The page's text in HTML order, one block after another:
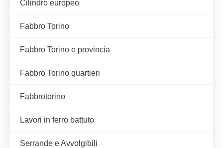
Cilindro europeo
Fabbro Torino
Fabbro Torino e provincia
Fabbro Torino quartieri
Fabbrotorino
Lavori in ferro battuto
Serrande e Avvolgibili